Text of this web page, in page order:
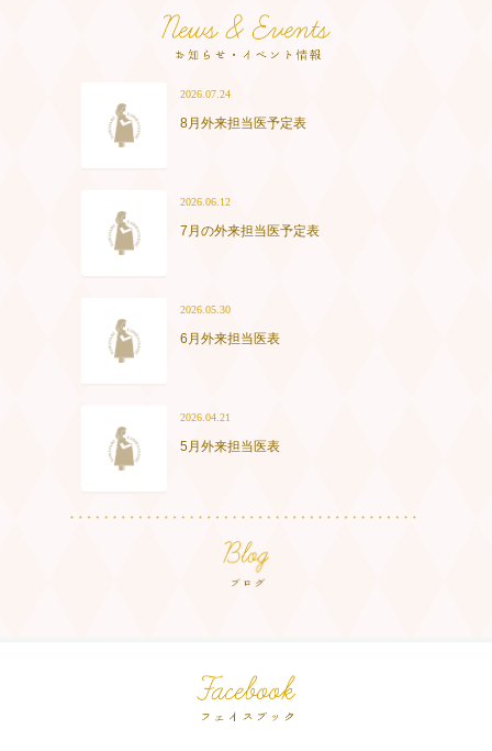
2026.07.24
8月外来担当医予定表
2026.06.12
7月の外来担当医予定表
2026.05.30
6月外来担当医表
2026.04.21
5月外来担当医表